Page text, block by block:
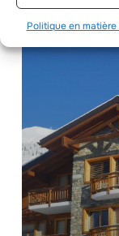
Politique en